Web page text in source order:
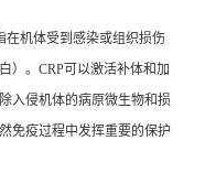
在机体受到 感染或组织损伤
）。CRP可以激活补体和加
入侵机体的病原微生物和损
免疫过程中发挥重要的保护